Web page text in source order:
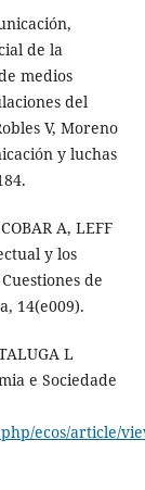
de la
medios
del
V, Moreno
y luchas
A, LEFF
y los
de
14(e009).
L
e Sociedade
ecos/article/